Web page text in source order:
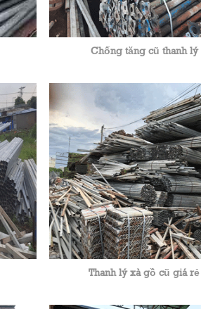
Chống tăng cũ thanh lý
Thanh lý xà gồ cũ giá rẻ